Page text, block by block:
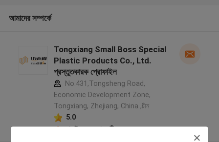
আমাদের সম্পর্কে
Tongxiang Small Boss Special
Plastic Products Co., Ltd.
প্রস্তুতকারক প্রোফাইল
No.431,Tongsheng Road,
Economic Development Zone,
Tongxiang, Zhejiang, China ,চীন
5.0
যাচাইকৃত সরবরাহকারী